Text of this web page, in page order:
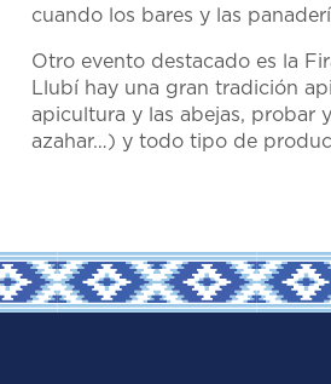
cuando los bares y las
Otro evento destacado es la
Llubí hay una gran tradición
apicultura y las abejas, probar
azahar…) y todo tipo de